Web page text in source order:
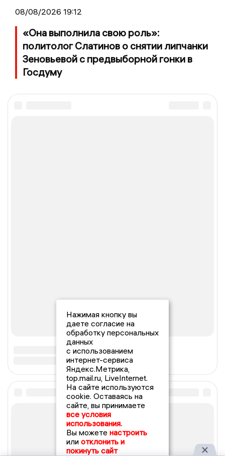
08/08/2026 19:12
«Она выполнила свою роль»:
политолог Слатинов о снятии липчанки
Зеновьевой с предвыборной гонки в
Госдуму
Нажимая кнопку вы
даете согласие на
обработку персональных
данных
с использованием
интернет-сервиса
Яндекс.Метрика,
top.mail.ru, LiveInternet.
На сайте используются
cookie. Оставаясь на
сайте, вы принимаете
все условия
использования.
Вы можете настроить
или отклонить и
покинуть сайт